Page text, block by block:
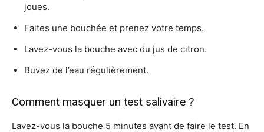
joues.
Faites une bouchée et prenez votre temps.
Lavez-vous la bouche avec du jus de citron.
Buvez de l’eau régulièrement.
Comment masquer un test salivaire ?
Lavez-vous la bouche 5 minutes avant de faire le test. En